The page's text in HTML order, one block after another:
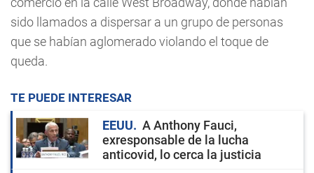
sido llamados a dispersar a un grupo de personas
que se habían aglomerado violando el toque de
queda.
TE PUEDE INTERESAR
EEUU
A Anthony Fauci,
exresponsable de la lucha
anticovid, lo cerca la justicia